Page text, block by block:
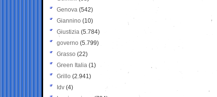
Genova (542)
Giannino (10)
Giustizia (5.784)
governo (5.799)
Grasso (22)
Green Italia (1)
Grillo (2.941)
Idv (4)